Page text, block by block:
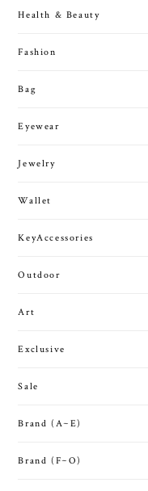
Health & Beauty
Fashion
Bag
Eyewear
Jewelry
Wallet
KeyAccessories
Outdoor
Art
Exclusive
Sale
Brand (A~E)
Brand (F~O)